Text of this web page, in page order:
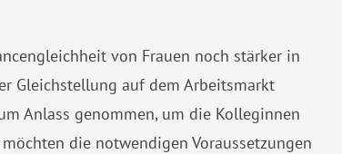
von Frauen noch stärker in
Gleichstellung auf dem Arbeitsmarkt
Anlass genommen, um die Kolleginnen
die notwendigen Voraussetzungen